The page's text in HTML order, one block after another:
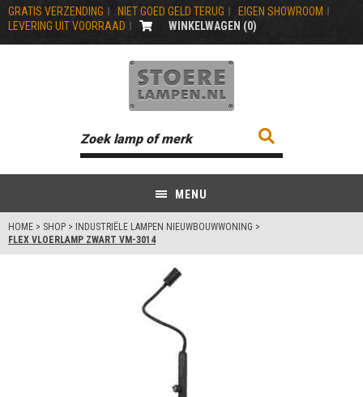
GRATIS VERZENDING NIET GOED GELD TERUG
EIGEN SHOWROOM
LEVERING UIT VOORRAAD
WINKELWAGEN (0)
MENU
HOME > SHOP > INDUSTRIËLE LAMPEN NIEUWBOUWWONING >
FLEX VLOERLAMP ZWART VM-3014